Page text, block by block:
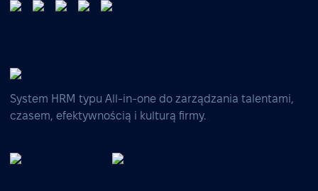
System HRM typu All-in-one do zarządzania talentami,
czasem, efektywnością i kulturą firmy.